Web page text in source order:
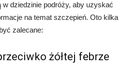
w dziedzinie podróży, aby uzyskać
na temat szczepień. Oto kilka
zalecane:
żółtej febrze